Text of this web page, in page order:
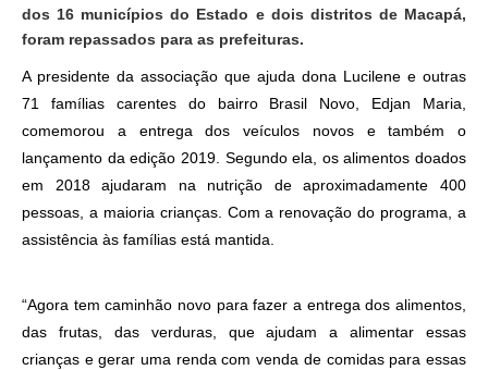
dos 16 municípios do Estado e dois distritos de Macapá,
foram repassados para as prefeituras.
A presidente da associação que ajuda dona Lucilene e outras
71 famílias carentes do bairro Brasil Novo, Edjan Maria,
comemorou a entrega dos veículos novos e também o
lançamento da edição 2019. Segundo ela, os alimentos doados
em 2018 ajudaram na nutrição de aproximadamente 400
pessoas, a maioria crianças. Com a renovação do programa, a
assistência às famílias está mantida.
“Agora tem caminhão novo para fazer a entrega dos alimentos,
das frutas, das verduras, que ajudam a alimentar essas
crianças e gerar uma renda com venda de comidas para essas